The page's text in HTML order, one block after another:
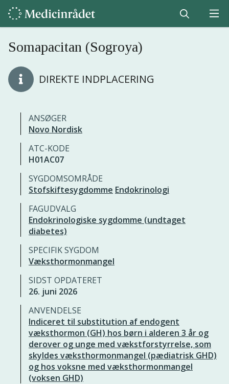
Somapacitan (Sogroya)
DIREKTE INDPLACERING
ANSØGER
Novo Nordisk
ATC-KODE
H01AC07
SYGDOMSOMRÅDE
Stofskiftesygdomme Endokrinologi
FAGUDVALG
Endokrinologiske sygdomme (undtaget
diabetes)
SPECIFIK SYGDOM
Væksthormonmangel
SIDST OPDATERET
26. juni 2026
ANVENDELSE
Indiceret til substitution af endogent
væksthormon (GH) hos børn i alderen 3 år og
derover og unge med vækstforstyrrelse, som
skyldes væksthormonmangel (pædiatrisk GHD)
og hos voksne med væksthormonmangel
(voksen GHD)